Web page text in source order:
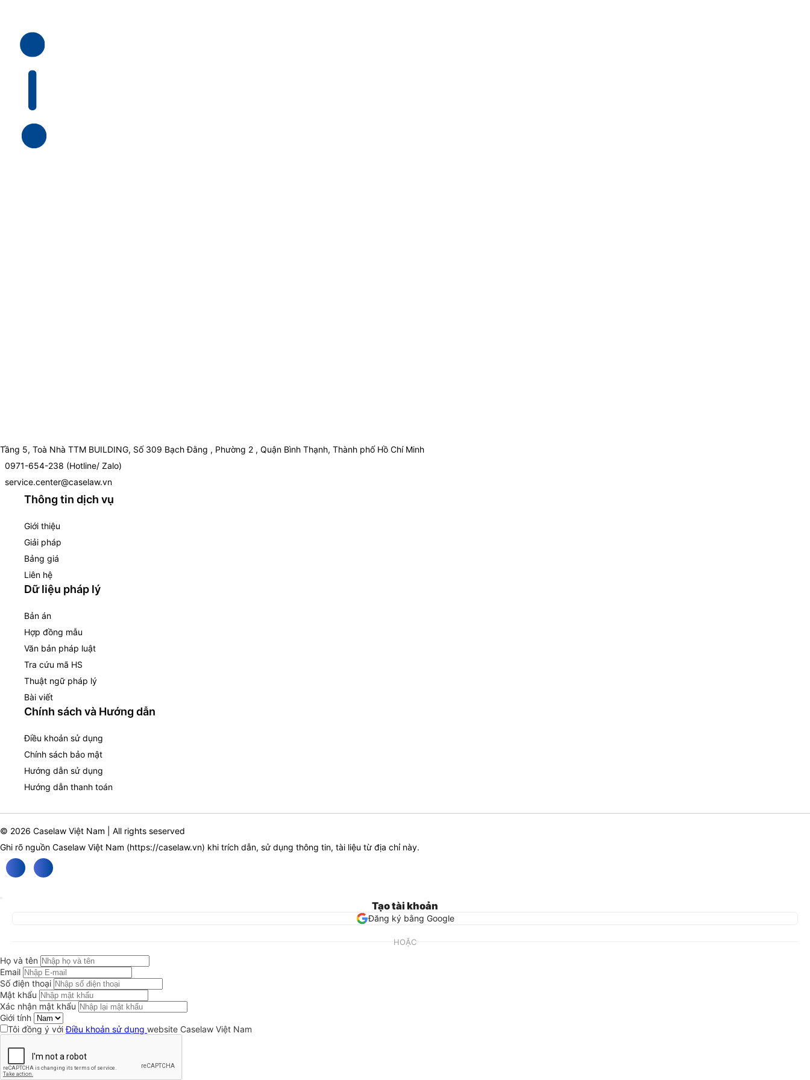
Tầng 5, Toà Nhà TTM BUILDING, Số 309 Bạch Đằng , Phường 2 , Quận Bình Thạnh, Thành phố Hồ Chí Minh
0971-654-238 (Hotline/ Zalo)
service.center@caselaw.vn
Thông tin dịch vụ
Giới thiệu
Giải pháp
Bảng giá
Liên hệ
Dữ liệu pháp lý
Bản án
Hợp đồng mẫu
Văn bản pháp luật
Tra cứu mã HS
Thuật ngữ pháp lý
Bài viết
Chính sách và Hướng dẫn
Điều khoản sử dụng
Chính sách bảo mật
Hướng dẫn sử dụng
Hướng dẫn thanh toán
© 2026 Caselaw Việt Nam | All rights seserved
Ghi rõ nguồn Caselaw Việt Nam (https://caselaw.vn) khi trích dẫn, sử dụng thông tin, tài liệu từ địa chỉ này.
Tạo tài khoản
Đăng ký bằng Google
HOẶC
Họ và tên
Email
Số điện thoại
Mật khẩu
Xác nhận mật khẩu
Giới tính
Tôi đồng ý vớiĐiều khoản sử dụng website Caselaw Việt Nam